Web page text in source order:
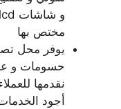
مختص بها
يوفر محل
حسومات و
نقدمها
أجود